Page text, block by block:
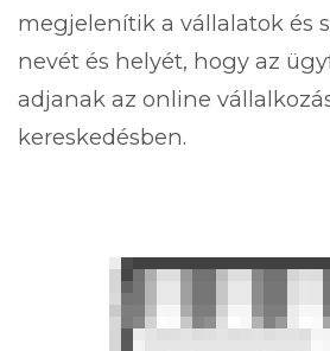
megjelenítik a vállalatok és
nevét és helyét, hogy az
adjanak az online
kereskedésben.